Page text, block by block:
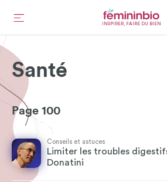
INSPIRER, FAIRE DU BIEN
Santé
Page 100
Conseils et astuces
Limiter les troubles
Donatini